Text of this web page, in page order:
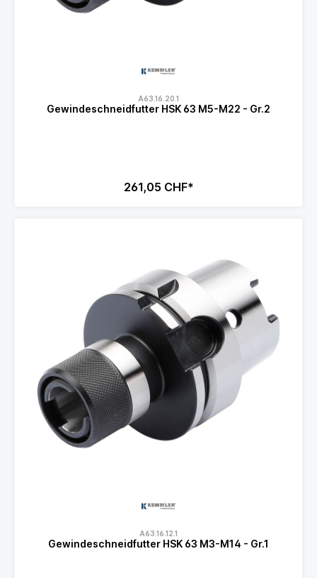
A63.16.20.1
Gewindeschneidfutter HSK 63 M5-M22 - Gr.2
261,05 CHF*
A63.16.12.1
Gewindeschneidfutter HSK 63 M3-M14 - Gr.1